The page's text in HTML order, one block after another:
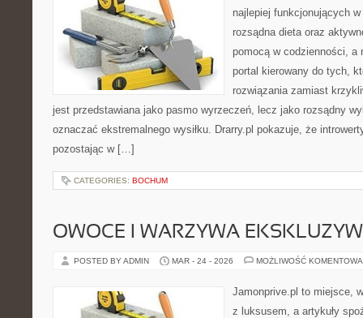
najlepiej funkcjonujących
rozsądna dieta oraz
pomocą w codzienności, a
portal kierowany do tych,
rozwiązania zamiast
jest przedstawiana jako pasmo wyrzeczeń, lecz jako rozsądny
oznaczać ekstremalnego wysiłku. Drarry.pl pokazuje, że
pozostając w […]
CATEGORIES: BOCHUM
OWOCE I WARZYWA
POSTED BY ADMIN MAR - 24 - 2026 MOŻLIWOŚĆ
Jamonprive.pl to miejsce,
z luksusem, a artykuły